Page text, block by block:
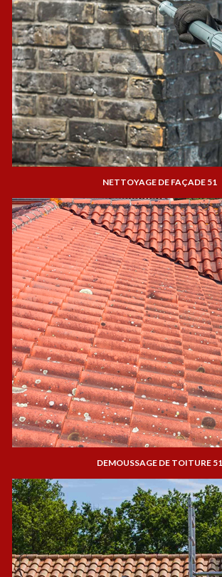
NETTOYAGE DE FAÇADE 51
DEMOUSSAGE DE TOITURE 51